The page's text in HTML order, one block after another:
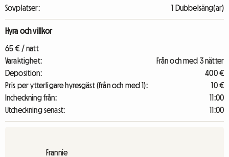
Sovplatser:
1 Dubbelsäng(ar)
Hyra och villkor
65 € / natt
Varaktighet:
Från och med 3 nätter
Deposition:
400 €
Pris per ytterligare hyresgäst (från och med 1):
10 €
Incheckning från:
11:00
Utcheckning senast:
11:00
Frannie